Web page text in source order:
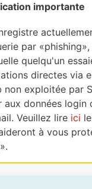
importante
par
quelqu'un
directes via
non exploitée par
aux données login
Veuillez lire ici
à vous